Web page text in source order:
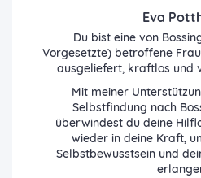
Eva
Du bist eine von
Vorgesetzte) betroffene
ausgeliefert, kraftlos und
Mit meiner
Selbstfindung nach
überwindest du deine
wieder in deine Kraft,
Selbstbewusstsein und